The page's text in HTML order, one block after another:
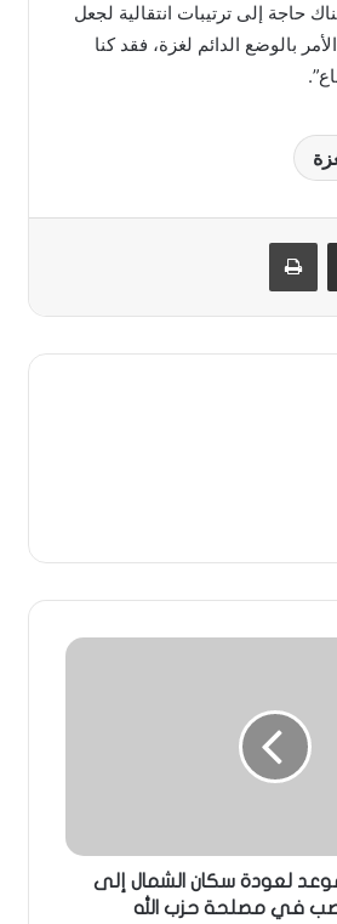
حاجة إلى ترتيبات انتقالية لجعل
بالوضع الدائم لغزة، فقد كنا
لعودة سكان الشمال إلى
في مصلحة حزب الله